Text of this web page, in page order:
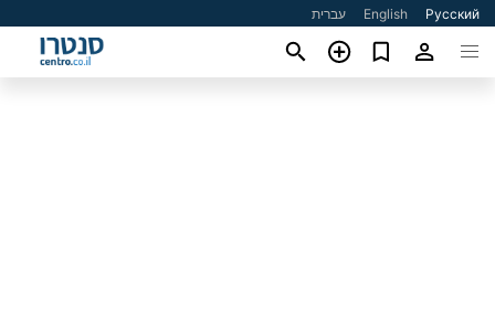
עברית English Русский